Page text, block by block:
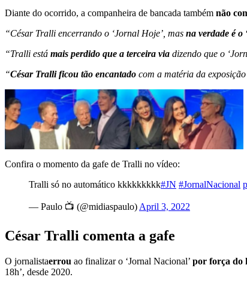
Diante do ocorrido, a companheira de bancada também não
“César Tralli encerrando o ‘Jornal Hoje’, mas na verdade é o
“Tralli está mais perdido que a terceira via dizendo que o
“César Tralli ficou tão encantado com a matéria da
Confira o momento da gafe de Tralli no vídeo:
Tralli só no automático kkkkkkkkk#JN #JornalNacional
— Paulo 📺 (@midiaspaulo) April 3, 2022
César Tralli comenta a gafe
O jornalistaerrou ao finalizar o ‘Jornal Nacional’ por força do
18h’, desde 2020.